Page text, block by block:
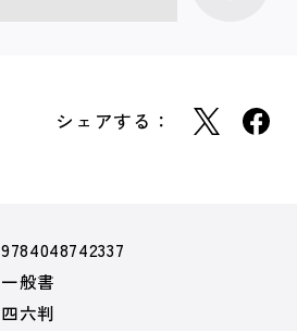
シェアする：
9784048742337
一般書
四六判